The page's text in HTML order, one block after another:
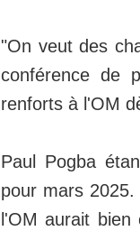
"On veut des
conférence de
renforts à l'OM
Paul Pogba
pour mars
l'OM aurait